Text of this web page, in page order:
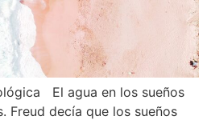
El agua en los sueños
Freud decía que los sueños